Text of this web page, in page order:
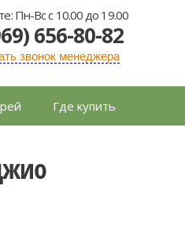
Пн-Вс с 10.00 до 19.00
656-80-82
звонок менеджера
Где купить